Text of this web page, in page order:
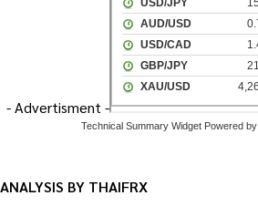
- Advertisment -
Technical Summary Widget Powered by
ANALYSIS BY THAIFRX